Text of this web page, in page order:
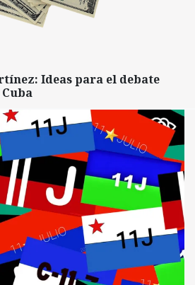
Ideas para el debate